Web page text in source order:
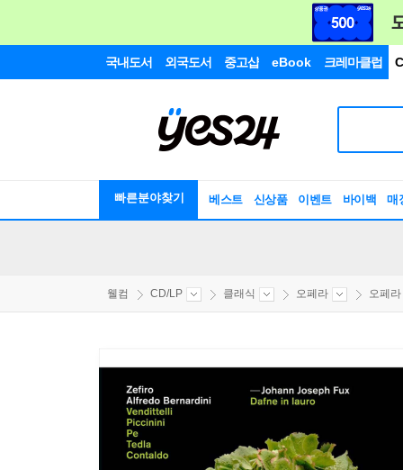
국내도서 외국도서 중고샵 eBook 크레마클럽
빠른분야찾기 베스트 신상품 이벤트 바이백 매
웰컴 CD/LP 클래식 오페라 오페